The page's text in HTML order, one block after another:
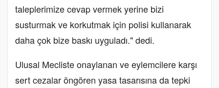
taleplerimize cevap vermek yerine bizi
susturmak ve korkutmak için polisi kullanarak
daha çok bize baskı uyguladı." dedi.
Ulusal Mecliste onaylanan ve eylemcilere karşı
sert cezalar öngören yasa tasarısına da tepki